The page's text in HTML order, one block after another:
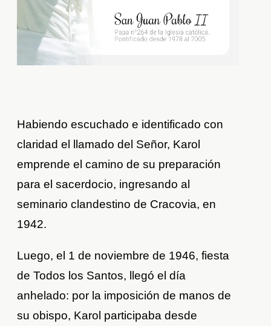
Habiendo escuchado e identificado con
claridad el llamado del Señor, Karol
emprende el camino de su preparación
para el sacerdocio, ingresando al
seminario clandestino de Cracovia, en
1942.
Luego, el 1 de noviembre de 1946, fiesta
de Todos los Santos, llegó el día
anhelado: por la imposición de manos de
su obispo, Karol participaba desde